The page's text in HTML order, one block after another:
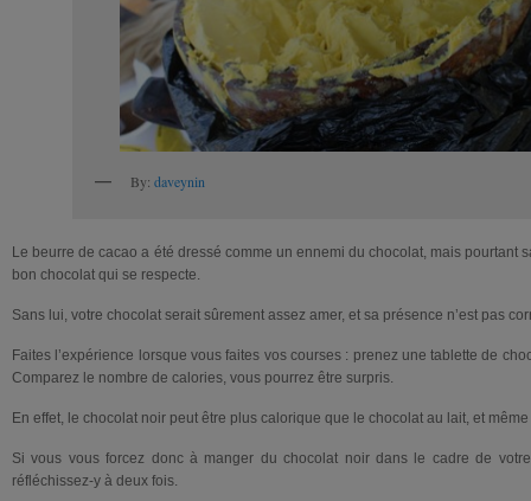
By: daveynin
Le beurre de cacao a été dressé comme un ennemi du chocolat, mais pourtant
bon chocolat qui se respecte.
Sans lui, votre chocolat serait sûrement assez amer, et sa présence n’est pas
Faites l’expérience lorsque vous faites vos courses : prenez une tablette de
Comparez le nombre de calories, vous pourrez être surpris.
En effet, le chocolat noir peut être plus calorique que le chocolat au lait, et
Si vous vous forcez donc à manger du chocolat noir dans le cadre de
réfléchissez-y à deux fois.